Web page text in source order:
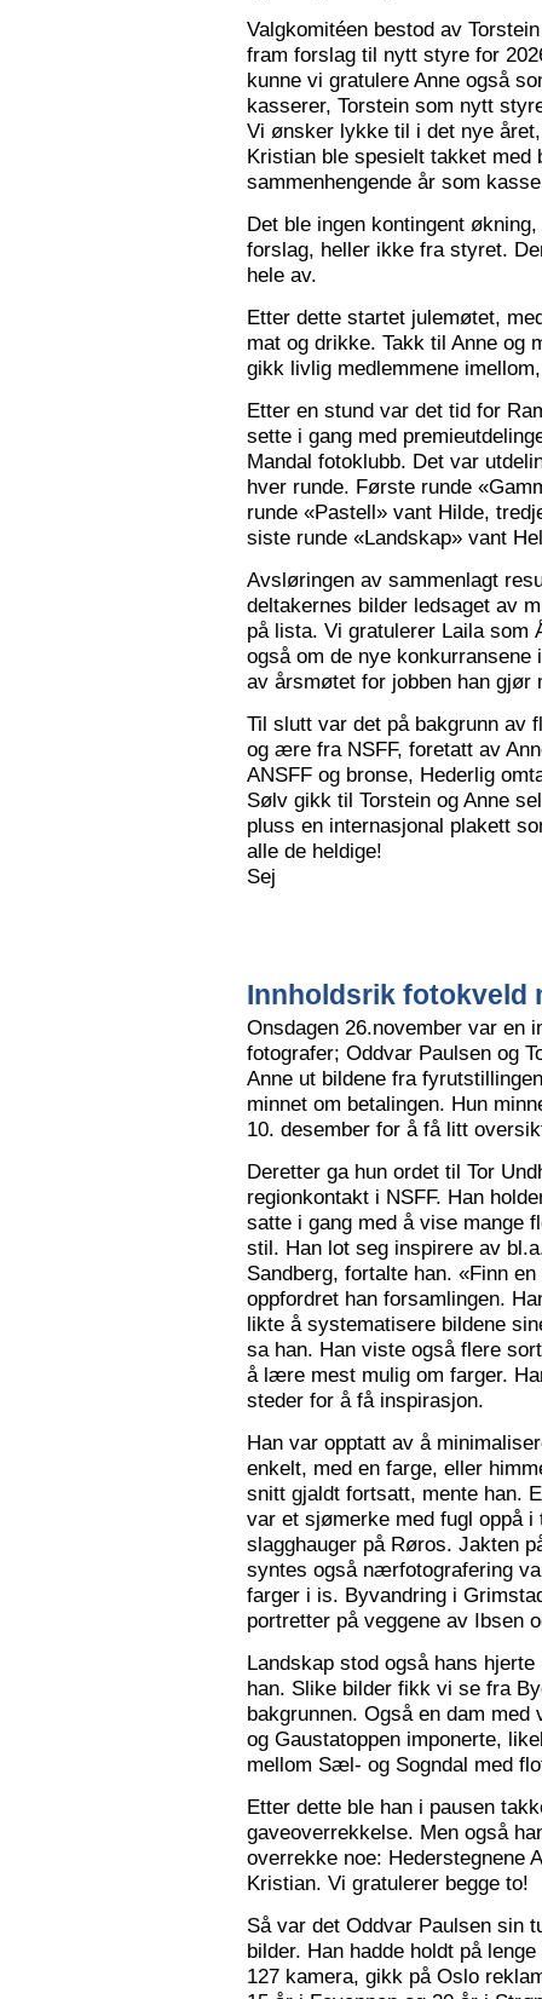
Valgkomitéen bestod av
fram forslag til nytt styre for
kunne vi gratulere Anne også
kasserer, Torstein som nytt
Vi ønsker lykke til i det nye
Kristian ble spesielt takket med
sammenhengende år som
Det ble ingen kontingent
forslag, heller ikke fra styret.
hele av.
Etter dette startet julemøtet,
mat og drikke. Takk til Anne og
gikk livlig medlemmene
Etter en stund var det tid for
sette i gang med
Mandal fotoklubb. Det var
hver runde. Første runde
runde «Pastell» vant Hilde,
siste runde «Landskap» vant
Avsløringen av sammenlagt
deltakernes bilder ledsaget av
på lista. Vi gratulerer Laila som
også om de nye
av årsmøtet for jobben han gjør
Til slutt var det på bakgrunn av
og ære fra NSFF, foretatt av
ANSFF og bronse, Hederlig
Sølv gikk til Torstein og Anne
pluss en internasjonal plakett
alle de heldige!
Sej
Innholdsrik fotokveld
Onsdagen 26.november var en
fotografer; Oddvar Paulsen og
Anne ut bildene fra
minnet om betalingen. Hun
10. desember for å få litt
Deretter ga hun ordet til Tor
regionkontakt i NSFF. Han
satte i gang med å vise mange
stil. Han lot seg inspirere av
Sandberg, fortalte han. «Finn
oppfordret han forsamlingen.
likte å systematisere bildene
sa han. Han viste også flere
å lære mest mulig om farger.
steder for å få inspirasjon.
Han var opptatt av å
enkelt, med en farge, eller
snitt gjaldt fortsatt, mente han.
var et sjømerke med fugl oppå
slagghauger på Røros. Jakten
syntes også nærfotografering
farger i is. Byvandring i
portretter på veggene av Ibsen
Landskap stod også hans
han. Slike bilder fikk vi se fra
bakgrunnen. Også en dam
og Gaustatoppen imponerte,
mellom Sæl- og Sogndal med
Etter dette ble han i pausen
gaveoverrekkelse. Men også
overrekke noe: Hederstegnene
Kristian. Vi gratulerer begge to!
Så var det Oddvar Paulsen sin
bilder. Han hadde holdt på
127 kamera, gikk på Oslo